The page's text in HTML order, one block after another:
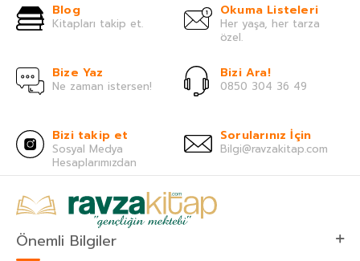
Blog
Kitapları takip et.
Okuma Listeleri
Her yaşa, her tarza
özel.
Bize Yaz
Ne zaman istersen!
Bizi Ara!
0850 304 36 49
Bizi takip et
Sosyal Medya
Hesaplarımızdan
Sorularınız İçin
Bilgi@ravzakitap.com
Önemli Bilgiler